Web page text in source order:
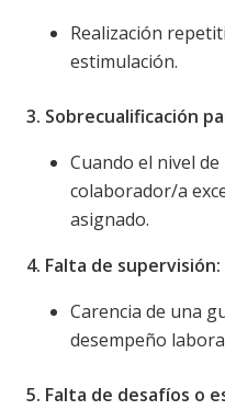
Realización
estimulación.
3. Sobrecualificación
Cuando el nivel
colaborador/a
asignado.
4. Falta de supervisión:
Carencia de una
desempeño
5. Falta de desafíos o